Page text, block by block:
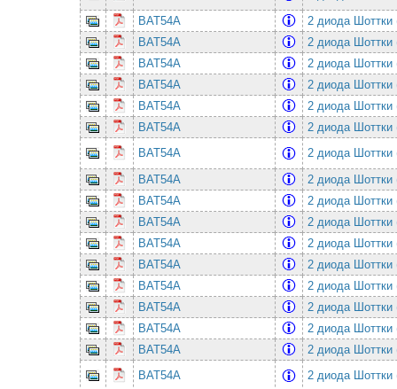
BAT54A
2 диода
BAT54A
2 диода
BAT54A
2 диода
BAT54A
2 диода
BAT54A
2 диода
BAT54A
2 диода
BAT54A
2 диода
BAT54A
2 диода
BAT54A
2 диода
BAT54A
2 диода
BAT54A
2 диода
BAT54A
2 диода
BAT54A
2 диода
BAT54A
2 диода
BAT54A
2 диода
BAT54A
2 диода
BAT54A
2 диода